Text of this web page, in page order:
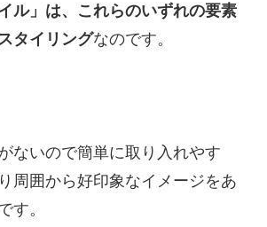
ル」は、これらのいずれの要素
タイリングなのです。
ないので簡単に取り入れやす
周囲から好印象なイメージをあ
す。